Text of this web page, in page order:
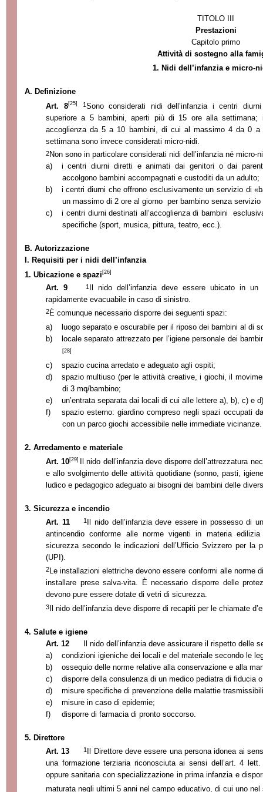
TITOLO III
Prestazioni
Capitolo primo
Attività di sostegno alla
1. Nidi dell’infanziae micro-
A. Definizione
Art. 8[25] 1Sono considerati nidi dell’infanzia i centri
superiore a 5 bambini, aperti più di 15 ore alla
accoglienza da 5 a 10 bambini, di cui al massimo 4 da 0
settimana sono invece considerati micro-nidi.
2Non sono in particolare considerati nidi dell’infanzia né micro-
a)
i centri diurni diretti e animati dai genitori o dai
accolgono bambini accompagnati e custoditi da un adulto;
b)
i centri diurni che offrono esclusivamente un servizio di
un massimo di 2 ore al giorno per bambino senza servizio
c)
i centri diurni destinati all’accoglienza di bambini
specifiche (sport, musica, pittura, teatro, ecc.).
B. Autorizzazione
I. Requisiti per i nidi dell’infanzia
1. Ubicazione e spazi[26]
Art. 9 1
Il nido dell’infanzia deve essere ubicato in
rapidamente evacuabile in caso di sinistro.
2È comunque necessario disporre dei seguenti spazi:
a)
luogo separato e oscurabile per il riposo dei bambini al di
b)
locale separato attrezzato per l’igiene personale dei
[28]
c)
spazio cucina arredato e adeguato agli ospiti;
d)
spazio multiuso (per le attività creative, i giochi, il
di 3 mq/bambino;
e)
un’entrata separata dai locali di cui alle lettere a), b), c) e
f)
spazio esterno: giardino compreso negli spazi occupati
con un parco giochi accessibile nelle immediate vicinanze.
2. Arredamento e materiale
Art. 10[29]
Il nido dell’infanzia deve disporre dell’attrezzatura
e allo svolgimento delle attività quotidiane (sonno, pasti,
ludico e pedagogico adeguato ai bisogni dei bambini delle
3. Sicurezza e incendio
Art. 11
1
Il nido dell’infanzia deve essere in possesso di
antincendio conforme alle norme vigenti in materia
sicurezza secondo le indicazioni dell’Ufficio Svizzero per la
(UPI).
2Le installazioni elettriche devono essere conformi alle norme
installare prese salva-vita. È necessario disporre delle
devono pure essere dotate di vetri di sicurezza.
3 Il nido dell’infanzia deve disporre di recapiti per le chiamate
4. Salute e igiene
Art. 12
Il nido dell’infanzia deve assicurare il rispetto delle
a)
condizioni igieniche dei locali e del materiale secondo le
b)
ossequio delle norme relative alla conservazione e alla
c)
disporre della consulenza di un medico pediatra di fiducia
d)
misure specifiche di prevenzione delle malattie
e)
misure in caso di epidemie;
f)
disporre di farmacia di pronto soccorso.
5. Direttore
Art. 13
1 Il Direttore deve essere una persona idonea ai
una formazione terziaria riconosciuta ai sensi dell’art. 4
oppure sanitaria con specializzazione in prima infanzia e
maturata negli ultimi 5 anni nel campo educativo, di cui uno nel